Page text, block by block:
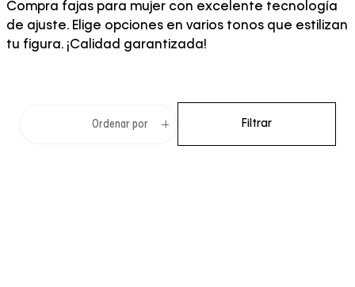
Compra fajas para mujer con excelente tecnología
de ajuste. Elige opciones en varios tonos que estilizan
tu figura. ¡Calidad garantizada!
Ordenar por Filtrar